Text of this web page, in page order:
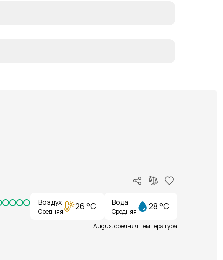
Воздух
Средняя 26 °C Вода
Средняя 28 °C
August средняя температура